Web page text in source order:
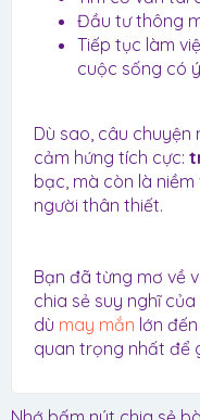
Đầu tư thông
Tiếp tục làm
cuộc sống có
Dù sao, câu chuyện
cảm hứng tích cực:
bạc, mà còn là
người thân thiết.
Bạn đã từng mơ về
chia sẻ suy nghĩ
dù may mắn lớn
quan trọng nhất để